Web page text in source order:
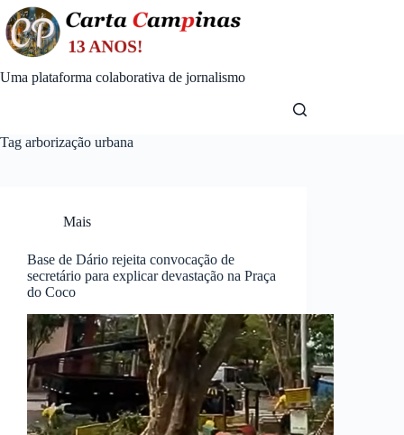
Skip
to
content
Uma plataforma colaborativa de jornalismo
Tag arborização urbana
Mais
Base de Dário rejeita convocação de
secretário para explicar devastação na Praça
do Coco